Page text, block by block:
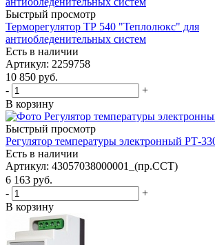
Быстрый просмотр
Терморегулятор ТР 540 "Теплолюкс" для
антиобледенительных систем
Есть в наличии
Артикул: 2259758
10 850 руб.
-
+
В корзину
Быстрый просмотр
Регулятор температуры электронный РТ-
Есть в наличии
Артикул: 43057038000001_(пр.ССТ)
6 163 руб.
-
+
В корзину